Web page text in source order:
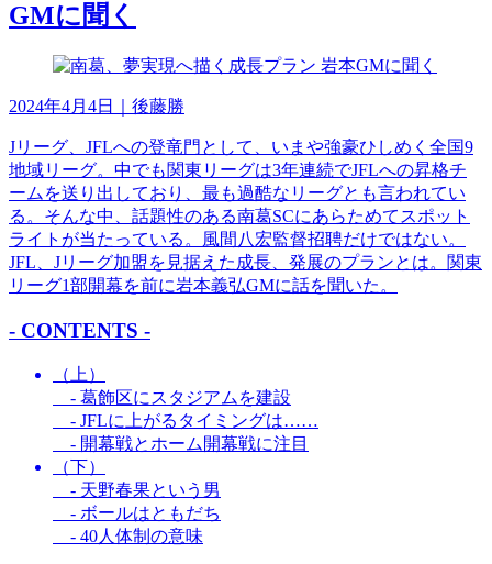
GMに聞く
2024年4月4日 ｜後藤勝
Jリーグ、JFLへの登竜門として、いまや強豪ひしめく全国9
地域リーグ。中でも関東リーグは3年連続でJFLへの昇格チ
ームを送り出しており、最も過酷なリーグとも言われてい
る。そんな中、話題性のある南葛SCにあらためてスポット
ライトが当たっている。風間八宏監督招聘だけではない。
JFL、Jリーグ加盟を見据えた成長、発展のプランとは。関東
リーグ1部開幕を前に岩本義弘GMに話を聞いた。
- CONTENTS -
（上）
- 葛飾区にスタジアムを建設
- JFLに上がるタイミングは……
- 開幕戦とホーム開幕戦に注目
（下）
- 天野春果という男
- ボールはともだち
- 40人体制の意味